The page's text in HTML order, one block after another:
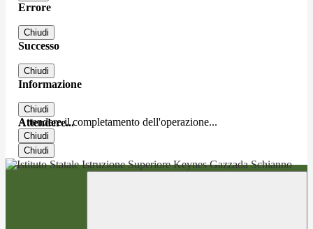
Errore
Chiudi
Successo
Chiudi
Informazione
Chiudi
Attendere...
Attendere il completamento dell'operazione...
Chiudi
Chiudi